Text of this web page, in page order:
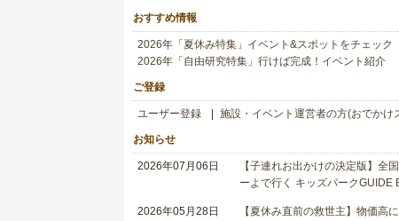
おすすめ情報
2026年「夏休み特集」イベント&スポットをチェック
2026年「自由研究特集」行けば完成！イベント紹介
ご登録
ユーザー登録 施設・イベント運営者の方(おでかけ
お知らせ
2026年07月06日
【子連れお出かけの決定版】全
ーよで行く キッズパークGUIDE
2026年05月28日
【夏休み直前の救世主】物価高